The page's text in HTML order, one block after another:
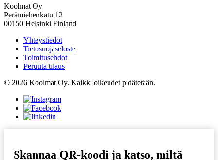
Koolmat Oy
Perämiehenkatu 12
00150 Helsinki Finland
Yhteystiedot
Tietosuojaseloste
Toimitusehdot
Peruuta tilaus
© 2026 Koolmat Oy. Kaikki oikeudet pidätetään.
Skannaa QR-koodi ja katso, miltä